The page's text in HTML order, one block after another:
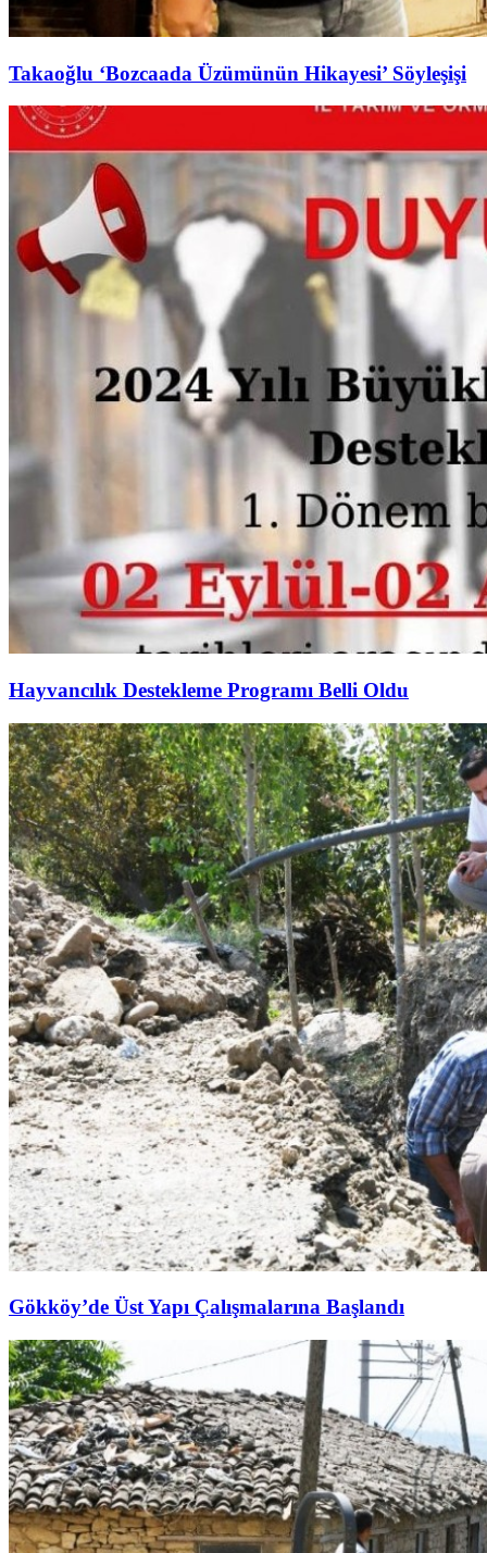
Takaoğlu ‘Bozcaada Üzümünün Hikayesi’ Söyleşişi
Hayvancılık Destekleme Programı Belli Oldu
Gökköy’de Üst Yapı Çalışmalarına Başlandı